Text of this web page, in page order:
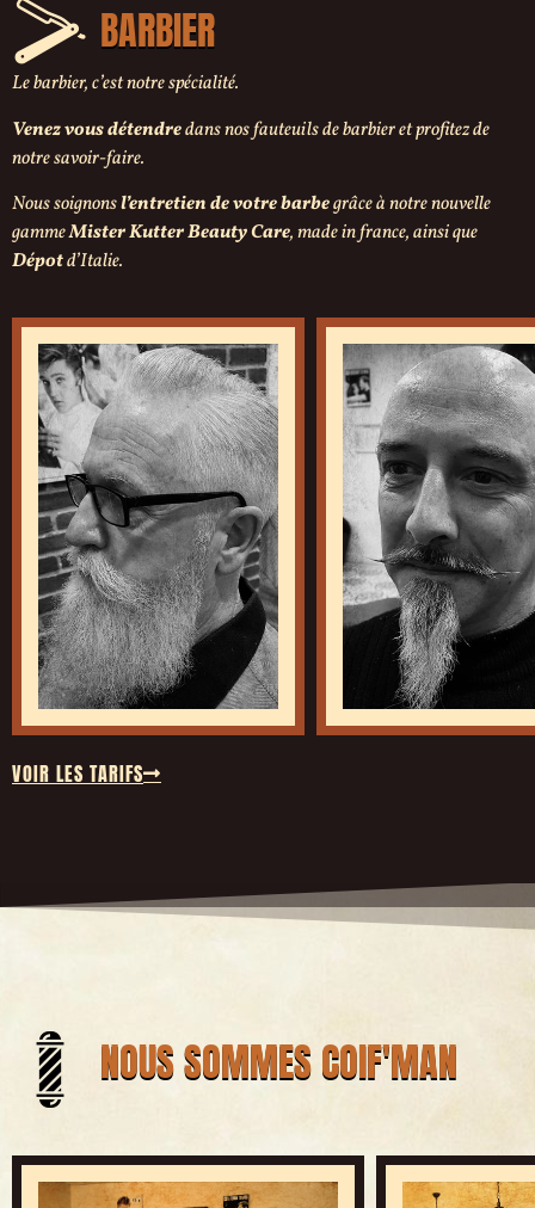
BARBIER
Le barbier, c’est notre spécialité.
Venez vous détendredans nos fauteuils de barbier et profitez de
notre savoir-faire.
Nous soignonsl’entretien de votre barbegrâce à notre nouvelle
gammeMister Kutter Beauty Care, made in france, ainsi que
Dépotd’Italie.
VOIR LES TARIFS
NOUS SOMMES COIF'MAN